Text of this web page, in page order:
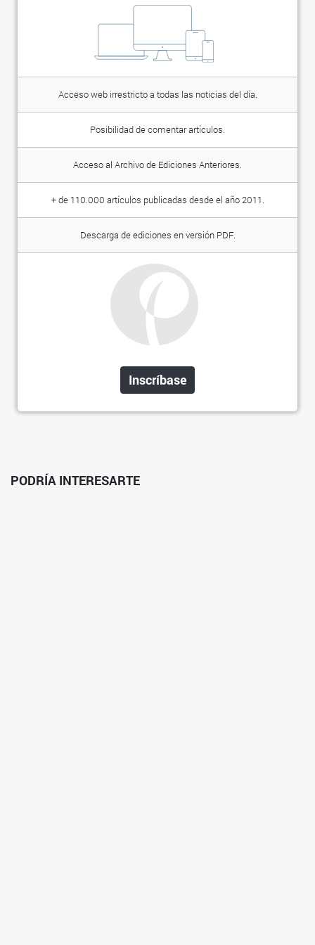
Acceso web irrestricto a todas las noticias del día.
Posibilidad de comentar artículos.
Acceso al Archivo de Ediciones Anteriores.
+ de 110.000 artículos publicadas desde el año 2011.
Descarga de ediciones en versión PDF.
Inscríbase
PODRÍA INTERESARTE